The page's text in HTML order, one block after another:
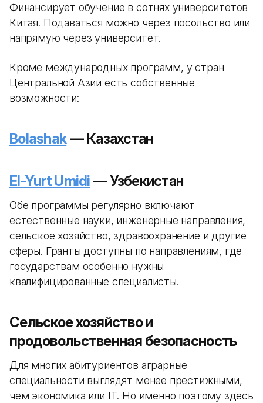
Финансирует обучение в сотнях университетов
Китая. Подаваться можно через посольство или
напрямую через университет.
Кроме международных программ, у стран
Центральной Азии есть собственные
возможности:
Bolashak— Казахстан
El-Yurt Umidi — Узбекистан
Обе программы регулярно включают
естественные науки, инженерные направления,
сельское хозяйство, здравоохранение и другие
сферы. Гранты доступны по направлениям, где
государствам особенно нужны
квалифицированные специалисты.
Сельское хозяйство и
продовольственная безопасность
Для многих абитуриентов аграрные
специальности выглядят менее престижными,
чем экономика или IT. Но именно поэтому здесь